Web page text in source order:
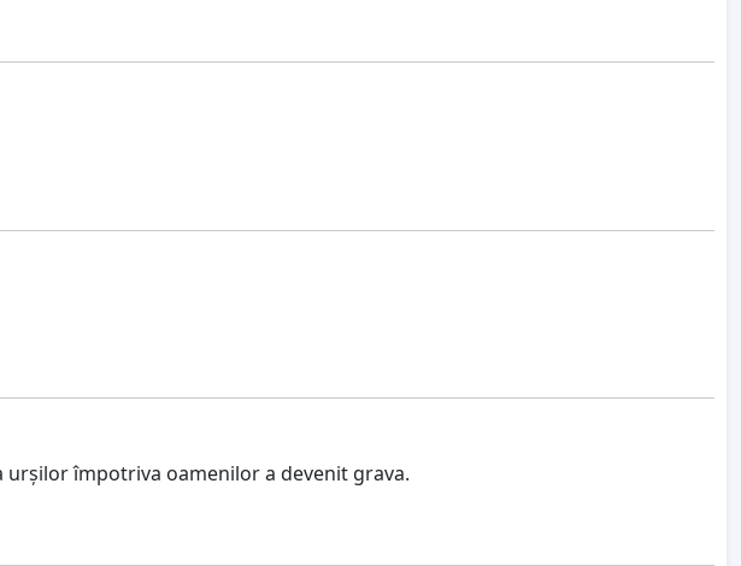
împotriva oamenilor a devenit grava.